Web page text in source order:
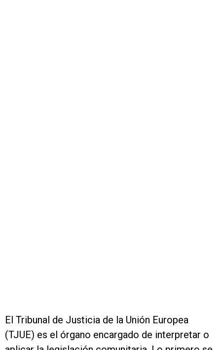
El Tribunal de Justicia de la Unión Europea
(TJUE) es el órgano encargado de interpretar o